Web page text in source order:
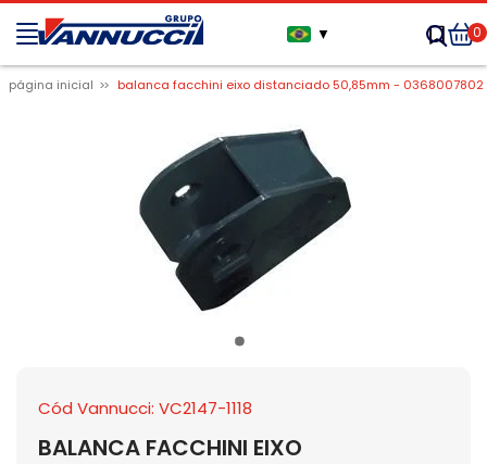
▼ 0
página inicial balanca facchini eixo distanciado 50,85mm - 0368007802
Cód Vannucci: VC2147-1118
BALANCA FACCHINI EIXO